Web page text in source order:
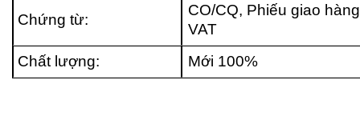
Chứng từ:
CO/CQ, Phiếu giao
VAT
Chất lượng:
Mới 100%